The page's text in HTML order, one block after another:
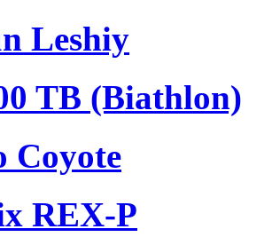
Leshiy
TB (Biathlon)
Coyote
REX-P